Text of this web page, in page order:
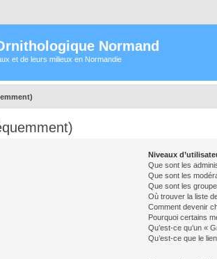
Normand
et de leurs milieux en Normandie
Niveaux
Que sont les
Que sont les
Que sont les
Où trouver la liste
Comment devenir
Pourquoi certains
Qu’est-ce qu’un «
Qu’est-ce que le